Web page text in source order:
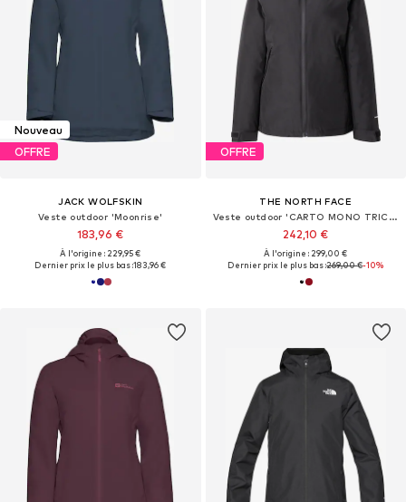
Nouveau
OFFRE
JACK WOLFSKIN
Veste outdoor 'Moonrise'
183,96 €
À l'origine : 229,95 €
Dernier prix le plus bas :183,96 €
OFFRE
THE NORTH FACE
Veste outdoor 'CARTO MONO TRICLIMATE'
242,10 €
À l'origine : 299,00 €
Dernier prix le plus bas :269,00 €-10%